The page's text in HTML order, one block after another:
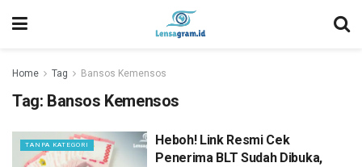
Home Tag Bansos Kemensos
Tag: Bansos Kemensos
TANPA KATEGORI
Heboh! Link Resmi Cek
Penerima BLT Sudah Dibuka,